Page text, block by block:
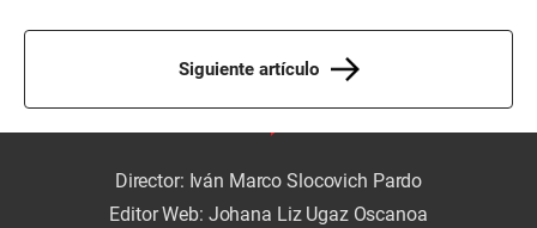
Siguiente artículo
Director: Iván Marco Slocovich Pardo
Editor Web: Johana Liz Ugaz Oscanoa